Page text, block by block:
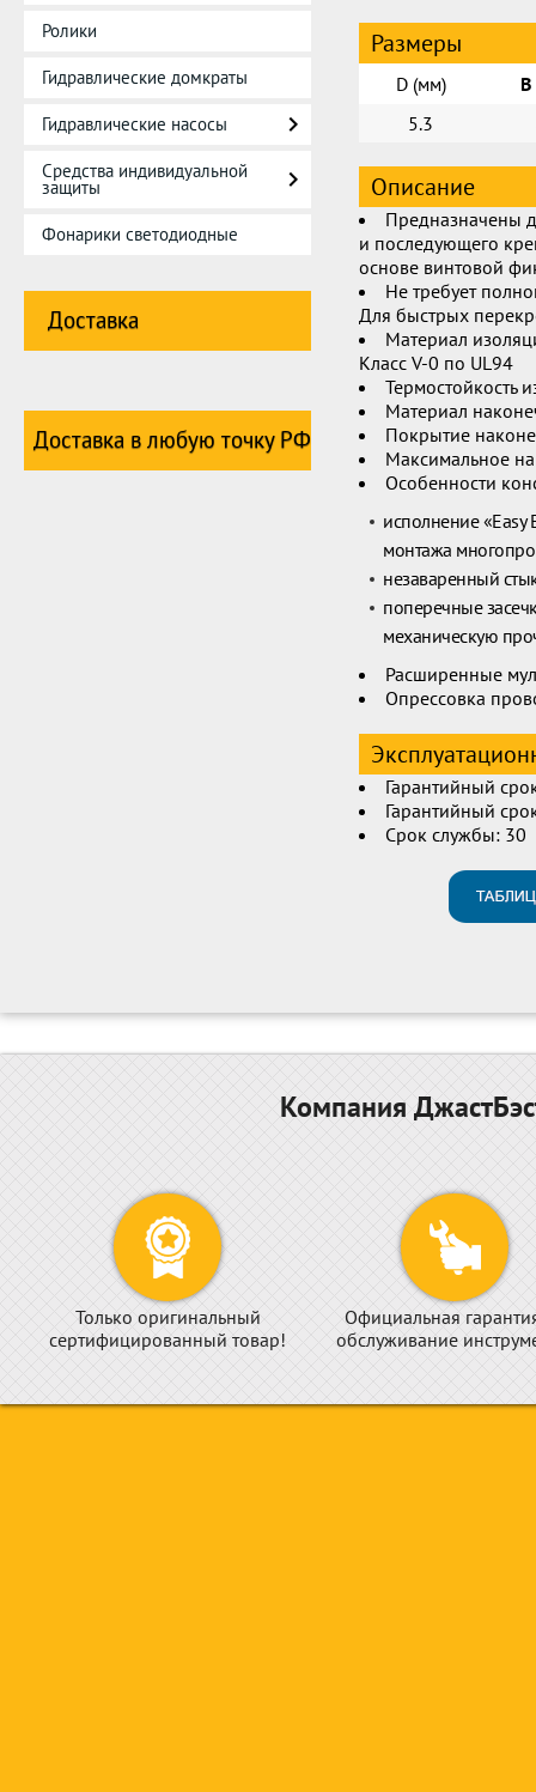
Ролики
Гидравлические домкраты
Гидравлические насосы
Средства индивидуальной
защиты
Фонарики светодиодные
Доставка
Доставка в любую точку РФ
Размеры
D (мм)
5.3
Описание
Предназначены
и последующего
основе винтовой
Не требует
Для быстрых
Материал
Класс V-0 по UL94
Термостойкость
Материал
Покрытие
Максимальное
Особенности
исполнение «Easy
монтажа
незаваренный
поперечные
механическую
Расширенные
Опрессовка
Гарантийный
Гарантийный
Срок службы: 30
Компания
Только оригинальный
сертифицированный товар!
Официальная
обслуживание